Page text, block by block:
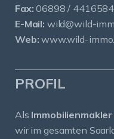
Fax: 06898 / 4416584
E-Mail: wild@wild-
Web: www.wild-
PROFIL
Als
wir im gesamten